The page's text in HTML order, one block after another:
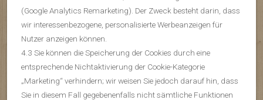
(Google Analytics Remarketing). Der Zweck besteht darin, dass
wir interessenbezogene, personalisierte Werbeanzeigen für
Nutzer anzeigen können.
4.3 Sie können die Speicherung der Cookies durch eine
entsprechende Nichtaktivierung der Cookie-Kategorie
„Marketing“ verhindern; wir weisen Sie jedoch darauf hin, dass
Sie in diesem Fall gegebenenfalls nicht sämtliche Funktionen